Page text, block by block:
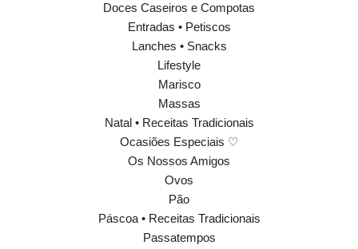
Doces Caseiros e Compotas
Entradas • Petiscos
Lanches • Snacks
Lifestyle
Marisco
Massas
Natal • Receitas Tradicionais
Ocasiões Especiais ♡
Os Nossos Amigos
Ovos
Pão
Páscoa • Receitas Tradicionais
Passatempos